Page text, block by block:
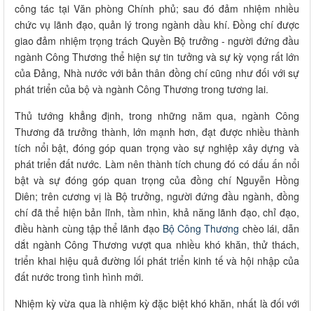
công tác tại Văn phòng Chính phủ; sau đó đảm nhiệm nhiều
chức vụ lãnh đạo, quản lý trong ngành dầu khí. Đồng chí được
giao đảm nhiệm trọng trách Quyền Bộ trưởng - người đứng đầu
ngành Công Thương thể hiện sự tin tưởng và sự kỳ vọng rất lớn
của Đảng, Nhà nước với bản thân đồng chí cũng như đối với sự
phát triển của bộ và ngành Công Thương trong tương lai.
Thủ tướng khẳng định, trong những năm qua, ngành Công
Thương đã trưởng thành, lớn mạnh hơn, đạt được nhiều thành
tích nổi bật, đóng góp quan trọng vào sự nghiệp xây dựng và
phát triển đất nước. Làm nên thành tích chung đó có dấu ấn nổi
bật và sự đóng góp quan trọng của đồng chí Nguyễn Hồng
Diên; trên cương vị là Bộ trưởng, người đứng đầu ngành, đồng
chí đã thể hiện bản lĩnh, tầm nhìn, khả năng lãnh đạo, chỉ đạo,
điều hành cùng tập thể lãnh đạo Bộ Công Thương chèo lái, dẫn
dắt ngành Công Thương vượt qua nhiều khó khăn, thử thách,
triển khai hiệu quả đường lối phát triển kinh tế và hội nhập của
đất nước trong tình hình mới.
Nhiệm kỳ vừa qua là nhiệm kỳ đặc biệt khó khăn, nhất là đối với